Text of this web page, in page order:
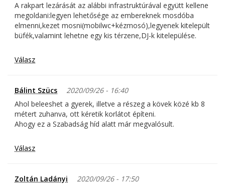
A rakpart lezárását az alábbi infrastruktúrával együtt kellene
megoldani:legyen lehetősége az embereknek mosdóba
elmenni,kezet mosni(mobilwc+kézmosó),legyenek kitelepült
büfék,valamint lehetne egy kis térzene,DJ-k kitelepülése.
Válasz
Bálint Szücs
2020/09/26 - 16:40
Ahol beleeshet a gyerek, illetve a részeg a kövek közé kb 8
métert zuhanva, ott kéretik korlátot építeni.
Ahogy ez a Szabadság híd alatt már megvalósult.
Válasz
Zoltán Ladányi
2020/09/26 - 17:50